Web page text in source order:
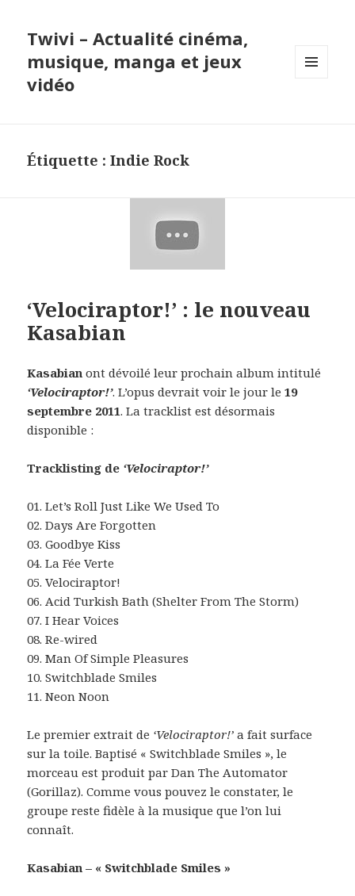
Twivi – Actualité cinéma,
musique, manga et jeux
vidéo
Étiquette :Indie Rock
‘Velociraptor!’ : le nouveau
Kasabian
Kasabian ont dévoilé leur prochain album intitulé
‘Velociraptor!’. L’opus devrait voir le jour le19
septembre 2011. La tracklist est désormais
disponible :
Tracklisting de ‘Velociraptor!’
01. Let’s Roll Just Like We Used To
02. Days Are Forgotten
03. Goodbye Kiss
04. La Fée Verte
05. Velociraptor!
06. Acid Turkish Bath (Shelter From The Storm)
07. I Hear Voices
08. Re-wired
09. Man Of Simple Pleasures
10. Switchblade Smiles
11. Neon Noon
Le premier extrait de ‘Velociraptor!’ a fait surface
sur la toile. Baptisé « Switchblade Smiles », le
morceau est produit par Dan The Automator
(Gorillaz). Comme vous pouvez le constater, le
groupe reste fidèle à la musique que l’on lui
connaît.
Kasabian – « Switchblade Smiles »